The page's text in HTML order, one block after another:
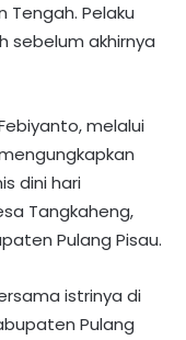
Tengah. Pelaku
sebelum akhirnya
melalui
dini hari
Tangkaheng,
Pulang Pisau.
istrinya di
Pulang